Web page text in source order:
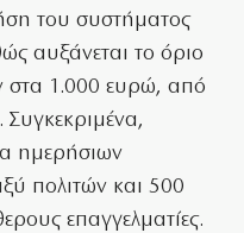
του συστήματος
αυξάνεται το όριο
στα 1.000 ευρώ, από
ημερήσιων
πολιτών και 500
επαγγελματίες.